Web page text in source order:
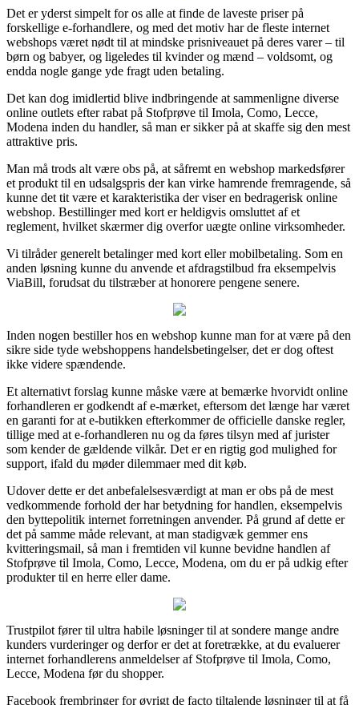
Det er yderst simpelt for os alle at finde de laveste priser på
forskellige e-forhandlere, og med det motiv har de fleste internet
webshops været nødt til at mindske prisniveauet på deres varer – til
børn og babyer, og ligeledes til kvinder og mænd – voldsomt, og
endda nogle gange yde fragt uden betaling.
Det kan dog imidlertid blive indbringende at sammenligne diverse
online outlets efter rabat på Stofprøve til Imola, Como, Lecce,
Modena inden du handler, så man er sikker på at skaffe sig den mest
attraktive pris.
Man må trods alt være obs på, at såfremt en webshop markedsfører
et produkt til en udsalgspris der kan virke hamrende fremragende, så
kunne det tit være et karakteristika der viser en bedragerisk online
webshop. Bestillinger med kort er heldigvis omsluttet af et
reglement, hvilket skærmer dig overfor uægte online virksomheder.
Vi tilråder generelt betalinger med kort eller mobilbetaling. Som en
anden løsning kunne du anvende et afdragstilbud fra eksempelvis
ViaBill, forudsat du tilstræber at honorere pengene senere.
Inden nogen bestiller hos en webshop kunne man for at være på den
sikre side tyde webshoppens handelsbetingelser, det er dog oftest
ikke videre spændende.
Et alternativt forslag kunne måske være at bemærke hvorvidt online
forhandleren er godkendt af e-mærket, eftersom det længe har været
en garanti for at e-butikken efterkommer de officielle danske regler,
tillige med at e-forhandleren nu og da føres tilsyn med af jurister
som kender de gældende vilkår. Det er en rigtig god mulighed for
support, ifald du møder dilemmaer med dit køb.
Udover dette er det anbefalelsesværdigt at man er obs på de mest
vedkommende forhold der har betydning for handlen, eksempelvis
den byttepolitik internet forretningen anvender. På grund af dette er
det på samme måde relevant, at man stadigvæk gemmer ens
kvitteringsmail, så man i fremtiden vil kunne bevidne handlen af
Stofprøve til Imola, Como, Lecce, Modena, om du er på udkig efter
produkter til en herre eller dame.
Trustpilot fører til ultra habile løsninger til at sondere mange andre
kunders vurderinger og derfor er det at foretrække, at du evaluerer
internet forhandlerens anmeldelser af Stofprøve til Imola, Como,
Lecce, Modena før du shopper.
Facebook frembringer for øvrigt de facto tiltalende løsninger til at få